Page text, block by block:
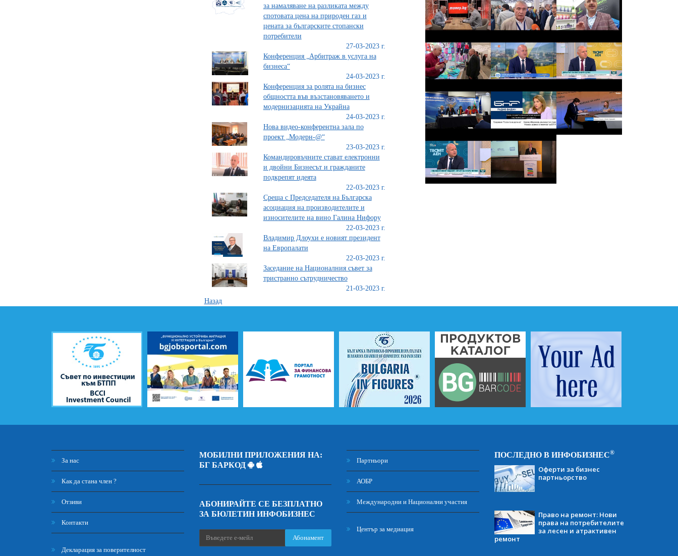
за намаляване на разликата между
спотовата цена на природен газ и
цената за българските стопански
потребители
27-03-2023 г.
Конференция „Арбитраж в услуга на
бизнеса“
24-03-2023 г.
Конференция за ролята на бизнес
общността във възстановяването и
модернизацията на Украйна
24-03-2023 г.
Нова видео-конферентна зала по
проект „Модерн-@“
23-03-2023 г.
Командировъчните стават електронни
и двойни Бизнесът и гражданите
подкрепят идеята
22-03-2023 г.
Среща с Председателя на Българска
асоциация на производителите и
износителите на вино Галина Нифору
22-03-2023 г.
Владимир Длоухи е новият президент
на Европалати
22-03-2023 г.
Заседание на Националния съвет за
тристранно сътрудничество
21-03-2023 г.
Назад
За нас
Как да стана член ?
Отзиви
Контакти
Декларация за поверителност
МОБИЛНИ ПРИЛОЖЕНИЯ НА:
БГ БАРКОД
АБОНИРАЙТЕ СЕ БЕЗПЛАТНО
ЗА БЮЛЕТИН ИНФОБИЗНЕС
Абонамент
Партньори
АОБР
Международни и Национални участия
Център за медиация
ПОСЛЕДНО В ИНФОБИЗНЕС®
Оферти за бизнес
партньорство
Право на ремонт: Нови
права на потребителите
за лесен и атрактивен
ремонт